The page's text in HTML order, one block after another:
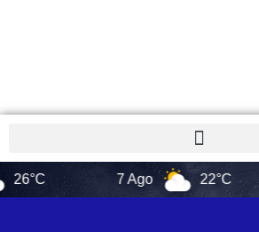
7 Ago 22°C